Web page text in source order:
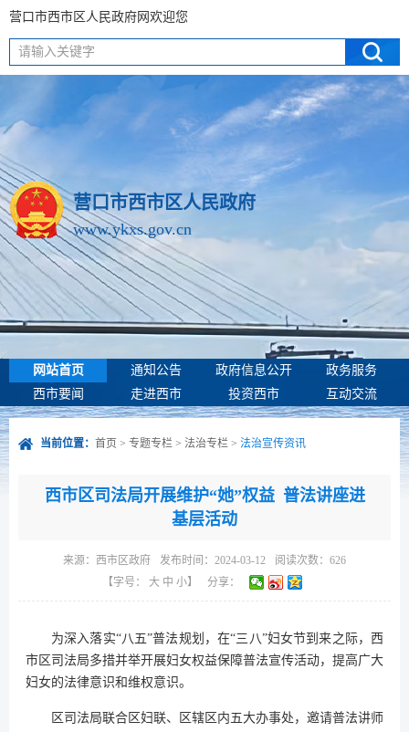
营口市西市区人民政府网欢迎您
请输入关键字
营口市西市区人民政府
www.ykxs.gov.cn
网站首页 通知公告 政府信息公开
政务服务
西市要闻
走进西市 投资西市 互动交流
当前位置： 首页 > 专题专栏 > 法治专栏 > 法治宣传资讯
西市区司法局开展维护“她”权益 普法讲座进
基层活动
来源： 西市区政府 发布时间：2024-03-12 阅读次数： 626
【字号： 大 中 小】 分享：
为深入落实“八五”普法规划，在“三八”妇女节到来之际，西
市区司法局多措并举开展妇女权益保障普法宣传活动，提高广大
妇女的法律意识和维权意识。
区司法局联合区妇联、区辖区内五大办事处，邀请普法讲师